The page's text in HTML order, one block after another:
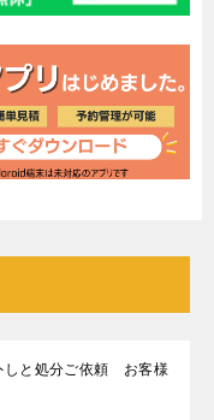
しと処分ご依頼 お客様